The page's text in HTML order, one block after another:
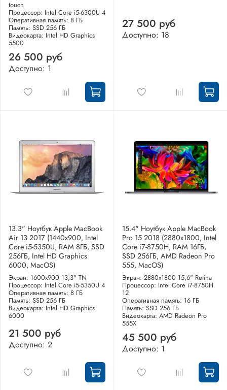
touch
Процессор: Intel Core i5-6300U 4
Оперативная память: 8 ГБ
Память: SSD 256 ГБ
Видеокарта: Intel HD Graphics
5500
26 500 руб
Доступно: 1
27 500 руб
Доступно: 18
13.3" Ноутбук Apple MacBook
Air 13 2017 (1440x900, Intel
Core i5-5350U, RAM 8ГБ, SSD
256ГБ, Intel HD Graphics
6000, MacOS)
Экран: 1600x900 13,3" TN
Процессор: Intel Core i5-5350U 4
Оперативная память: 8 ГБ
Память: SSD 256 ГБ
Видеокарта: Intel HD Graphics
6000
21 500 руб
Доступно: 2
15.4" Ноутбук Apple MacBook
Pro 15 2018 (2880x1800, Intel
Core i7-8750H, RAM 16ГБ,
SSD 256ГБ, AMD Radeon Pro
555, MacOS)
Экран: 2880x1800 15,6" Retina
Процессор: Intel Core i7-8750H
12
Оперативная память: 16 ГБ
Память: SSD 256 ГБ
Видеокарта: AMD Radeon Pro
555X
45 500 руб
Доступно: 1